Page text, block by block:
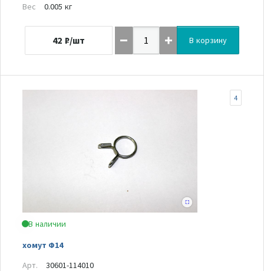
Вес
0.005 кг
42 ₽/шт В корзину
В наличии
хомут Ф14
4
Арт.
30601-114010